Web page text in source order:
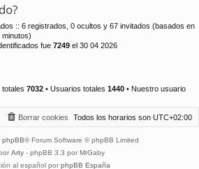
:: 6 registrados, 0 ocultos y 67 invitados (basados en
fue 7249 el 30 04 2026
totales 7032 • Usuarios totales 1440 • Nuestro usuario
Todos los horarios son UTC+02:00
Borrar cookies
phpBB® Forum Software © phpBB Limited
Arty - phpBB 3.3 por MrGaby
al español por phpBB España